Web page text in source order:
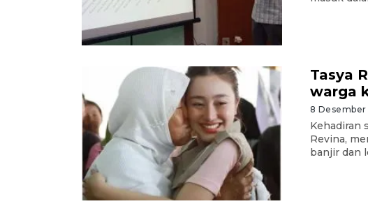
Tasya
warga
8 Desember
Kehadiran
Revina,
banjir dan